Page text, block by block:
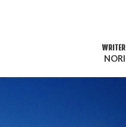
WRITER
NORI